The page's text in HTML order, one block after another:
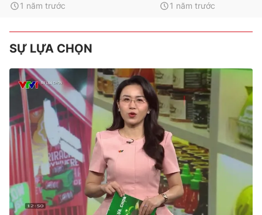
1 năm trước 1 năm trước
SỰ LỰA CHỌN